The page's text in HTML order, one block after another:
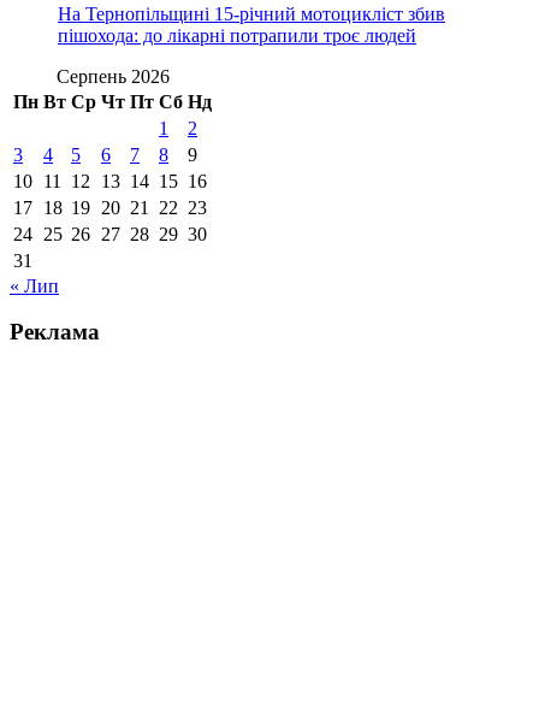
На Тернопільщині 15-річний мотоцикліст збив
пішохода: до лікарні потрапили троє людей
Серпень 2026
Пн Вт Ср Чт Пт Сб Нд
1
2
3
4 5 6 7 8
9
10 11 12 13 14 15 16
17 18 19 20 21 22 23
24 25 26 27 28 29 30
31
« Лип
Реклама